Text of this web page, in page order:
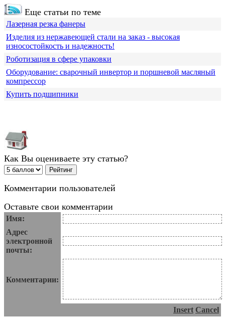
Еще статьи по теме
Лазерная резка фанеры
Изделия из нержавеющей стали на заказ - высокая
износостойкость и надежность!
Роботизация в сфере упаковки
Оборудование: сварочный инвертор и поршневой масляный
компрессор
Купить подшипники
Как Вы оцениваете эту статью?
Комментарии пользователей
Оставьте свои комментарии
Имя:
Адрес
электронной
почты:
Комментарии:
Insert Cancel